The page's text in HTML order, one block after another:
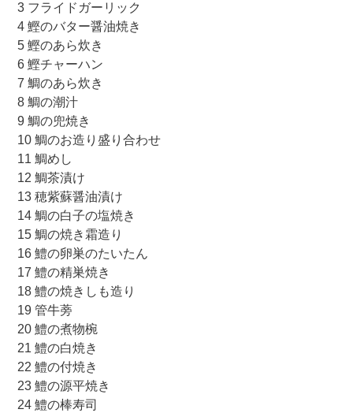
3 フライドガーリック
4 鰹のバター醤油焼き
5 鰹のあら炊き
6 鰹チャーハン
7 鯛のあら炊き
8 鯛の潮汁
9 鯛の兜焼き
10 鯛のお造り盛り合わせ
11 鯛めし
12 鯛茶漬け
13 穂紫蘇醤油漬け
14 鯛の白子の塩焼き
15 鯛の焼き霜造り
16 鱧の卵巣のたいたん
17 鱧の精巣焼き
18 鱧の焼きしも造り
19 管牛蒡
20 鱧の煮物椀
21 鱧の白焼き
22 鱧の付焼き
23 鱧の源平焼き
24 鱧の棒寿司